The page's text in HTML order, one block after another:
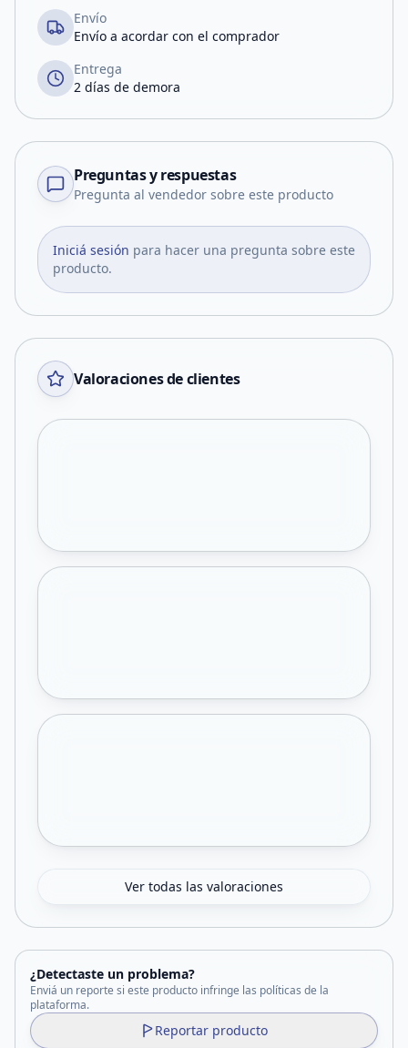
Envío
Envío a acordar con el comprador
Entrega
2 días de demora
Preguntas y respuestas
Pregunta al vendedor sobre este producto
Iniciá sesión para hacer una pregunta sobre este
producto.
Valoraciones de clientes
Ver todas las valoraciones
¿Detectaste un problema?
Enviá un reporte si este producto infringe las políticas de la
plataforma.
Reportar producto